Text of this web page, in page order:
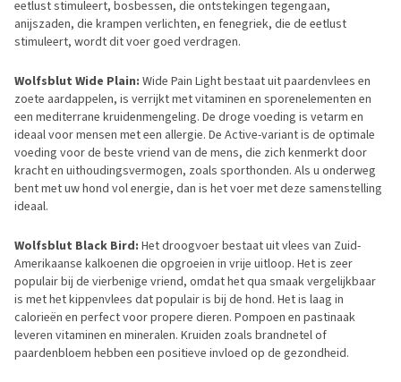
eetlust stimuleert, bosbessen, die ontstekingen tegengaan,
anijszaden, die krampen verlichten, en fenegriek, die de eetlust
stimuleert, wordt dit voer goed verdragen.
Wolfsblut Wide Plain: Wide Pain Light bestaat uit paardenvlees en
zoete aardappelen, is verrijkt met vitaminen en sporenelementen en
een mediterrane kruidenmengeling. De droge voeding is vetarm en
ideaal voor mensen met een allergie. De Active-variant is de optimale
voeding voor de beste vriend van de mens, die zich kenmerkt door
kracht en uithoudingsvermogen, zoals sporthonden. Als u onderweg
bent met uw hond vol energie, dan is het voer met deze samenstelling
ideaal.
Wolfsblut Black Bird: Het droogvoer bestaat uit vlees van Zuid-
Amerikaanse kalkoenen die opgroeien in vrije uitloop. Het is zeer
populair bij de vierbenige vriend, omdat het qua smaak vergelijkbaar
is met het kippenvlees dat populair is bij de hond. Het is laag in
calorieën en perfect voor propere dieren. Pompoen en pastinaak
leveren vitaminen en mineralen. Kruiden zoals brandnetel of
paardenbloem hebben een positieve invloed op de gezondheid.